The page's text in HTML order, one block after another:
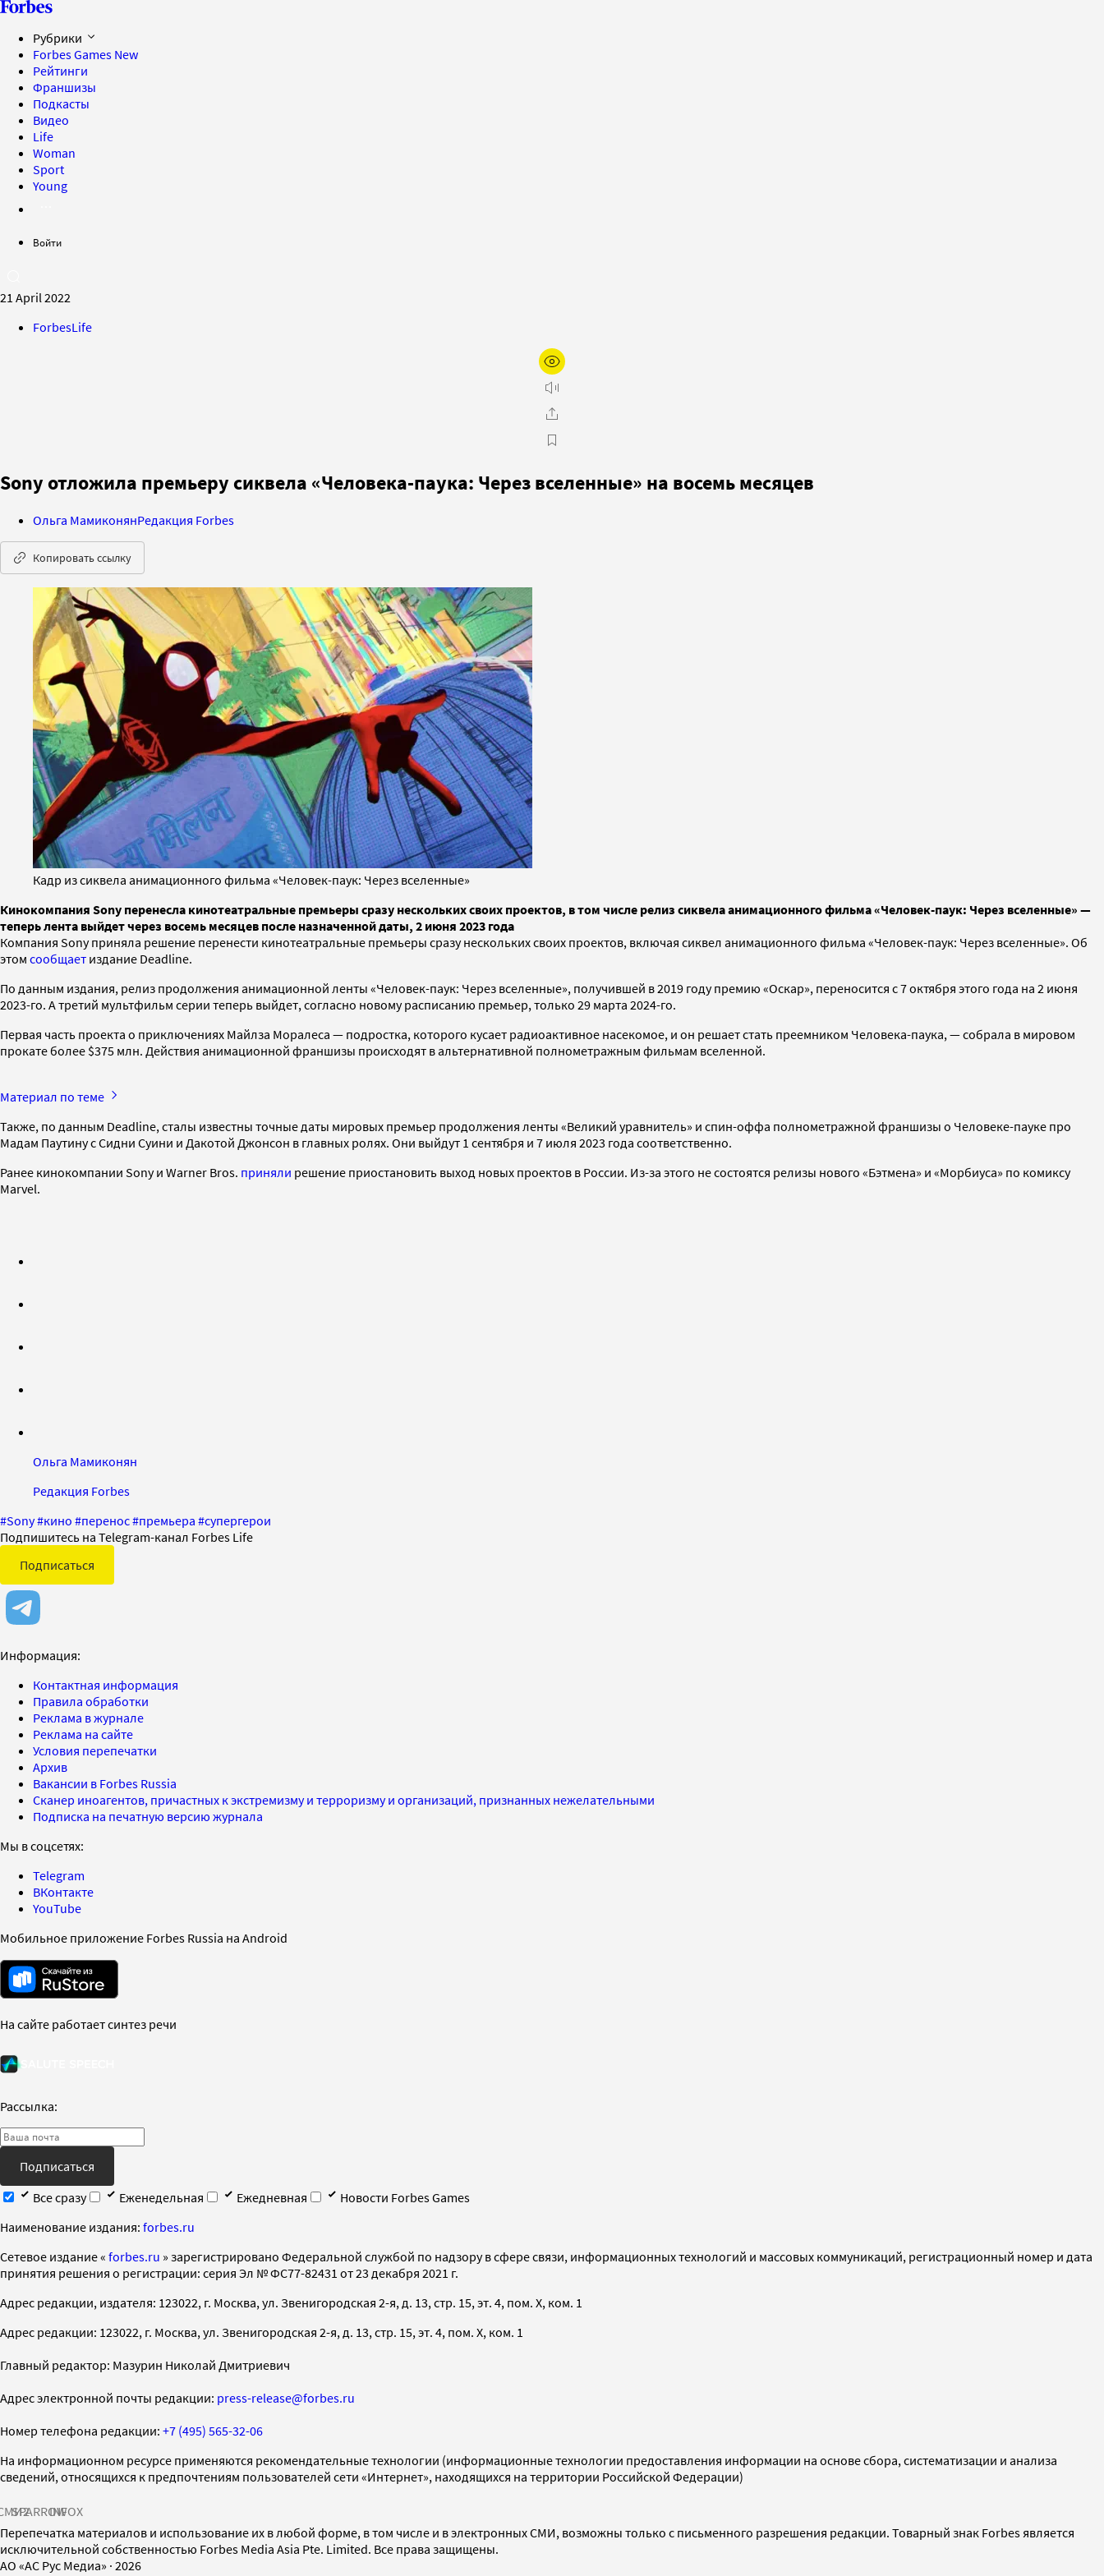
Рубрики
Forbes Games New
Рейтинги
Франшизы
Подкасты
Видео
Life
Woman
Sport
Young
Войти
21 April 2022
ForbesLife
Sony отложила премьеру сиквела «Человека-паука: Через вселенные» на восемь месяцев
Ольга МамиконянРедакция Forbes
Копировать ссылку
Кадр из сиквела анимационного фильма «Человек-паук: Через вселенные»
Кинокомпания Sony перенесла кинотеатральные премьеры сразу нескольких своих проектов, в том числе релиз сиквела анимационного фильма «Человек-паук: Через вселенные» —
теперь лента выйдет через восемь месяцев после назначенной даты, 2 июня 2023 года
Компания Sony приняла решение перенести кинотеатральные премьеры сразу нескольких своих проектов, включая сиквел анимационного фильма «Человек-паук: Через вселенные». Об
этом сообщает издание Deadline.
По данным издания, релиз продолжения анимационной ленты «Человек-паук: Через вселенные», получившей в 2019 году премию «Оскар», переносится с 7 октября этого года на 2 июня
2023-го. А третий мультфильм серии теперь выйдет, согласно новому расписанию премьер, только 29 марта 2024-го.
Первая часть проекта о приключениях Майлза Моралеса — подростка, которого кусает радиоактивное насекомое, и он решает стать преемником Человека-паука, — собрала в мировом
прокате более $375 млн. Действия анимационной франшизы происходят в альтернативной полнометражным фильмам вселенной.
Материал по теме
Также, по данным Deadline, сталы известны точные даты мировых премьер продолжения ленты «Великий уравнитель» и спин-оффа полнометражной франшизы о Человеке-пауке про
Мадам Паутину с Сидни Суини и Дакотой Джонсон в главных ролях. Они выйдут 1 сентября и 7 июля 2023 года соответственно.
Ранее кинокомпании Sony и Warner Bros. приняли решение приостановить выход новых проектов в России. Из-за этого не состоятся релизы нового «Бэтмена» и «Морбиуса» по комиксу
Marvel.
Ольга Мамиконян
Редакция Forbes
#Sony#кино #перенос#премьера #супергерои
Подпишитесь на Telegram-канал Forbes Life
Подписаться
Информация:
Контактная информация
Правила обработки
Реклама в журнале
Реклама на сайте
Условия перепечатки
Архив
Вакансии в Forbes Russia
Сканер иноагентов, причастных к экстремизму и терроризму и организаций, признанных нежелательными
Подписка на печатную версию журнала
Мы в соцсетях:
Telegram
ВКонтакте
YouTube
Мобильное приложение Forbes Russia на Android
На сайте работает синтез речи
Рассылка:
Подписаться
Все сразу
Еженедельная Ежедневная
Новости Forbes Games
Наименование издания: forbes.ru
Cетевое издание « forbes.ru » зарегистрировано Федеральной службой по надзору в сфере связи, информационных технологий и массовых коммуникаций, регистрационный номер и дата
принятия решения о регистрации: серия Эл № ФС77-82431 от 23 декабря 2021 г.
Адрес редакции, издателя: 123022, г. Москва, ул. Звенигородская 2-я, д. 13, стр. 15, эт. 4, пом. X, ком. 1
Адрес редакции: 123022, г. Москва, ул. Звенигородская 2-я, д. 13, стр. 15, эт. 4, пом. X, ком. 1
Главный редактор: Мазурин Николай Дмитриевич
Адрес электронной почты редакции: press-release@forbes.ru
Номер телефона редакции: +7 (495) 565-32-06
На информационном ресурсе применяются рекомендательные технологии (информационные технологии предоставления информации на основе сбора, систематизации и анализа
сведений, относящихся к предпочтениям пользователей сети «Интернет», находящихся на территории Российской Федерации)
SPARROWINFOX
Перепечатка материалов и использование их в любой форме, в том числе и в электронных СМИ, возможны только с письменного разрешения редакции. Товарный знак Forbes является
исключительной собственностью Forbes Media Asia Pte. Limited. Все права защищены.
AO «АС Рус Медиа» · 2026